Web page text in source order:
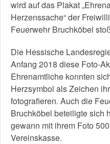
wird auf das Plakat
Herzenssache“ der
Feuerwehr Bruchköbel
Die Hessische
Anfang 2018 diese Foto-
Ehrenamtliche konnten
Herzsymbol als Zeichen
fotografieren. Auch die
Bruchköbel beteiligte sich
gewann mit ihrem Foto
Vereinskasse.